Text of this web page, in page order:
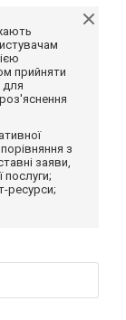
прийняти
для
з
заяви,
послуги;
ресурси;